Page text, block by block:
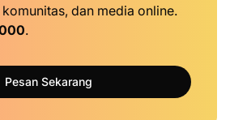
dan media online.
.
Pesan Sekarang